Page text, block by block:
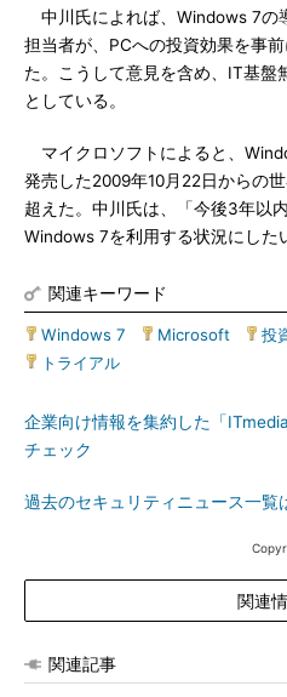
中川氏によれば、Windows 7の
担当者が、PCへの投資効果を事
た。こうして意見を含め、IT基盤
としている。
マイクロソフトによると、
発売した2009年10月22日からの
超えた。中川氏は、「今後3年以
Windows 7を利用する状況にした
関連キーワード
Windows 7 Microsoft 投
トライアル
企業向け情報を集約した「
チェック
過去のセキュリティニュース一覧
関連
関連記事